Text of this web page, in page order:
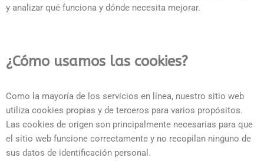
y analizar qué funciona y dónde necesita mejorar.
¿Cómo usamos las cookies?
Como la mayoría de los servicios en línea, nuestro sitio web
utiliza cookies propias y de terceros para varios propósitos.
Las cookies de origen son principalmente necesarias para que
el sitio web funcione correctamente y no recopilan ninguno de
sus datos de identificación personal.